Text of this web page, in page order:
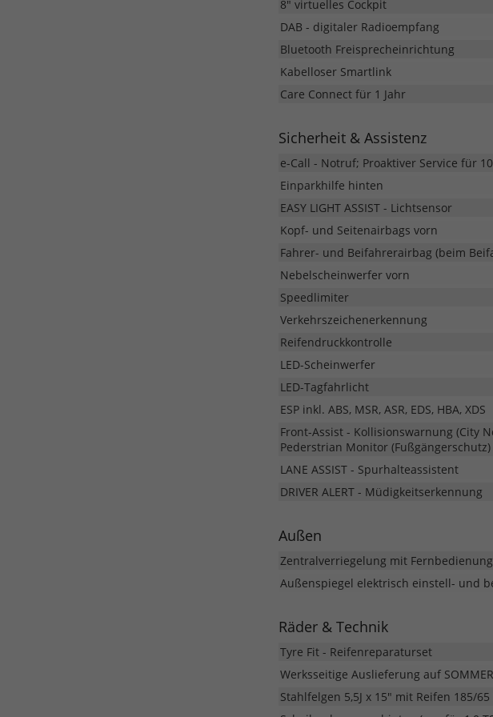
8" virtuelles Cockpit
DAB - digitaler Radioempfang
Bluetooth Freisprecheinrichtung
Kabelloser Smartlink
Care Connect für 1 Jahr
Sicherheit & Assistenz
e-Call - Notruf; Proaktiver Service für
Einparkhilfe hinten
EASY LIGHT ASSIST - Lichtsensor
Kopf- und Seitenairbags vorn
Fahrer- und Beifahrerairbag (beim
Nebelscheinwerfer vorn
Speedlimiter
Verkehrszeichenerkennung
Reifendruckkontrolle
LED-Scheinwerfer
LED-Tagfahrlicht
ESP inkl. ABS, MSR, ASR, EDS, HBA, XDS
Front-Assist - Kollisionswarnung (City
Pederstrian Monitor (Fußgängerschutz)
LANE ASSIST - Spurhalteassistent
DRIVER ALERT - Müdigkeitserkennung
Außen
Zentralverriegelung mit
Außenspiegel elektrisch einstell- und
Räder & Technik
Tyre Fit - Reifenreparaturset
Werksseitige Auslieferung auf
Stahlfelgen 5,5J x 15" mit Reifen 185/